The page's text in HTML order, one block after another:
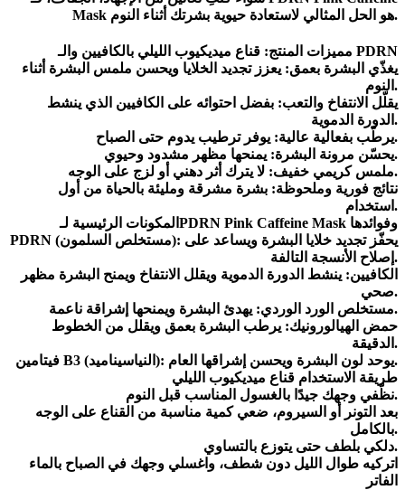
Mask هو الحل المثالي لاستعادة حيوية بشرتك أثناء النوم.
مميزات المنتج: قناع ميديكيوب الليلي بالكافيين والـ PDRN
يغذّي البشرة بعمق: يعزز تجديد الخلايا ويحسن ملمس البشرة أثناء
النوم.
يقلّل الانتفاخ والتعب: بفضل احتوائه على الكافيين الذي ينشط
الدورة الدموية.
يرطّب بفعالية عالية: يوفر ترطيب يدوم حتى الصباح.
يحسّن مرونة البشرة: يمنحها مظهر مشدود وحيوي.
ملمس كريمي خفيف: لا يترك أثر دهني أو لزج على الوجه.
نتائج فورية وملحوظة: بشرة مشرقة ومليئة بالحياة من أول
استخدام.
المكونات الرئيسية لـPDRN Pink Caffeine Mask وفوائدها
PDRN (مستخلص السلمون): يحفّز تجديد خلايا البشرة ويساعد على
إصلاح الأنسجة التالفة.
الكافيين: ينشط الدورة الدموية ويقلل الانتفاخ ويمنح البشرة مظهر
صحي.
مستخلص الورد الوردي: يهدئ البشرة ويمنحها إشراقة ناعمة.
حمض الهيالورونيك: يرطب البشرة بعمق ويقلل من الخطوط
الدقيقة.
فيتامين B3 (النياسيناميد): يوحد لون البشرة ويحسن إشراقها العام.
طريقة الاستخدام قناع ميديكيوب الليلي
نظّفي وجهك جيدًا بالغسول المناسب قبل النوم.
بعد التونر أو السيروم، ضعي كمية مناسبة من القناع على الوجه
بالكامل.
دلكي بلطف حتى يتوزع بالتساوي.
اتركيه طوال الليل دون شطف، واغسلي وجهك في الصباح بالماء
الفاتر